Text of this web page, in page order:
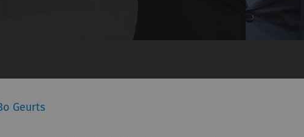
Geurts